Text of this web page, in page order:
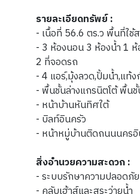
รายละเอียดทรัพย์ :
- เนื้อที่ 56.6 ตร.ว พื้นที่ใช้
- 3 ห้องนอน 3 ห้องน้ำ 1
2 ที่จอดรถ
- 4 แอร์,มุ้งลวด,ปั้มน้ำ,แท้ง
- พื้นชั้นล่างแกรนิตโต้ พื้น
- หน้าบ้านหันทิศใต้
- บิลท์อินครัว
- หน้าหมู่บ้านติดถนนนครอิ
สิ่งอำนวยความสะดวก :
- ระบบรักษาความปลอดภั